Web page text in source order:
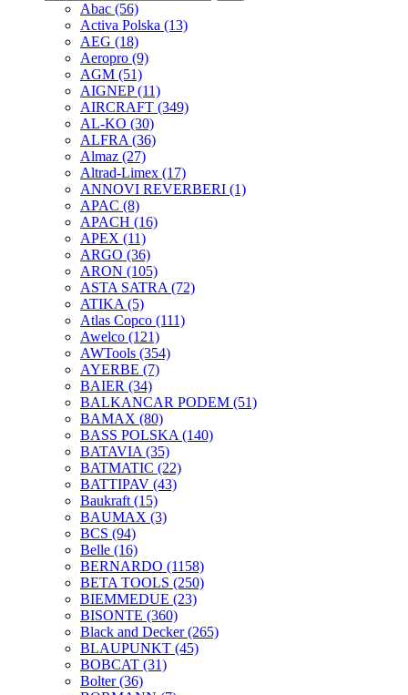
Abac (56)
Activa Polska (13)
AEG (18)
Aeropro (9)
AGM (51)
AIGNEP(11)
AIRCRAFT (349)
AL-KO (30)
ALFRA (36)
Almaz (27)
Altrad-Limex (17)
ANNOVI REVERBERI (1)
APAC (8)
APACH (16)
APEX (11)
ARGO (36)
ARON (105)
ASTA SATRA (72)
ATIKA (5)
Atlas Copco (111)
Awelco (121)
AWTools (354)
AYERBE (7)
BAIER (34)
BALKANCAR PODEM (51)
BAMAX (80)
BASS POLSKA (140)
BATAVIA (35)
BATMATIC (22)
BATTIPAV (43)
Baukraft (15)
BAUMAX (3)
BCS (94)
Belle (16)
BERNARDO (1158)
BETA TOOLS (250)
BIEMMEDUE (23)
BISONTE (360)
Black and Decker(265)
BLAUPUNKT (45)
BOBCAT (31)
Bolter(36)